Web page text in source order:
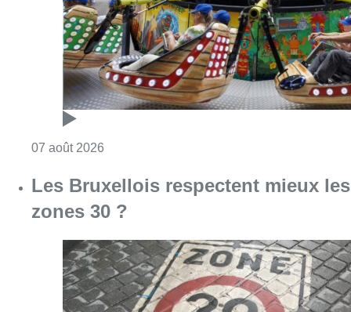
07 août 2026
Les Bruxellois respectent mieux les
zones 30 ?